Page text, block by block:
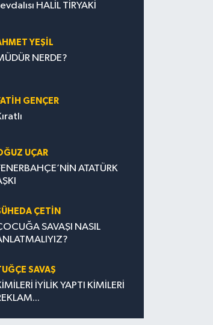
HALİL TİRYAKİ
YEŞİL
NERDE?
GENÇER
UÇAR
ATATÜRK
ÇETİN
SAVAŞI NASIL
SAVAŞ
İYİLİK YAPTI KİMİLERİ